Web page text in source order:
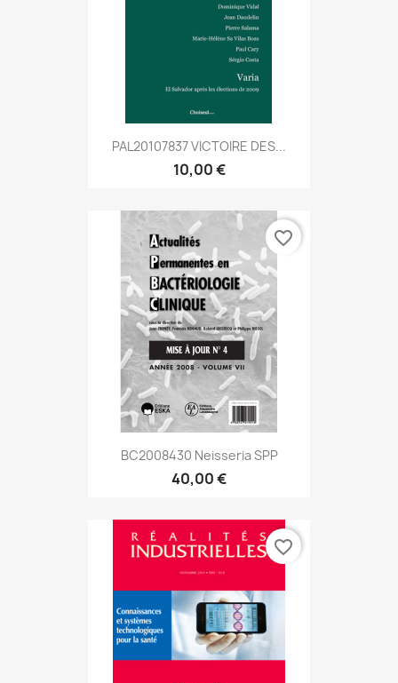
PAL20107837 VICTOIRE DES...
10,00 €
BC2008430 Neisseria SPP
40,00 €
favorite_border
favorite_border